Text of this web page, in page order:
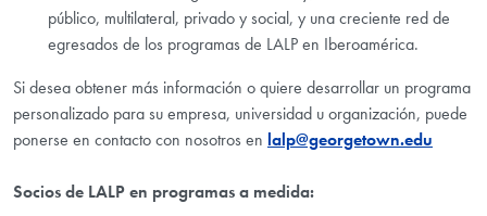
público, multilateral, privado y social, y una creciente red de
egresados de los programas de LALP en Iberoamérica.
Si desea obtener más información o quiere desarrollar un programa
personalizado para su empresa, universidad u organización, puede
ponerse en contacto con nosotros en lalp@georgetown.edu
Socios de LALP en programas a medida: